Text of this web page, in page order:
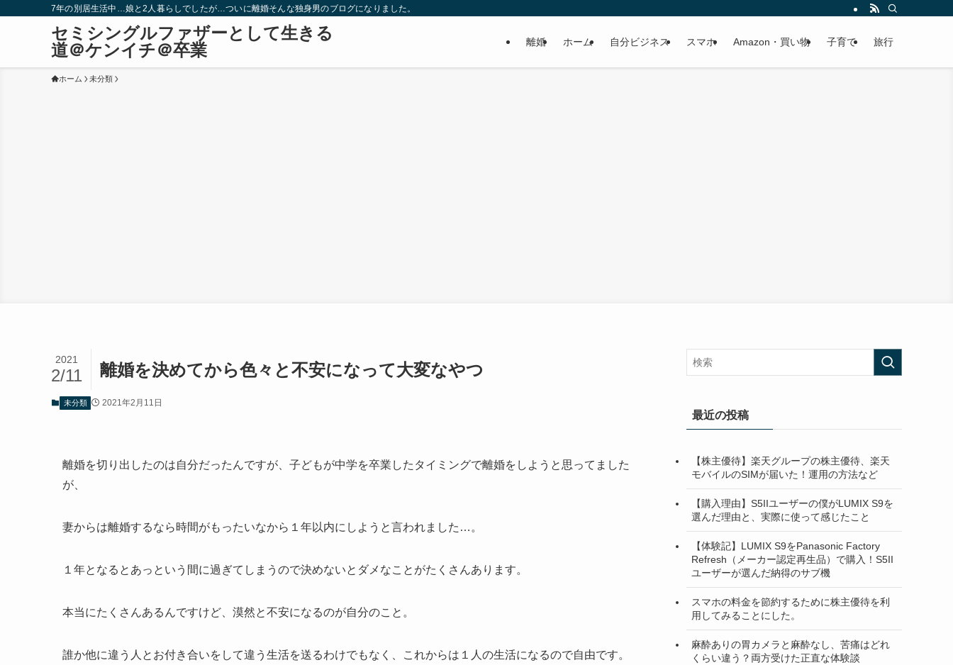
7年の別居生活中…娘と2人暮らしでしたが…ついに離婚そんな独身男のブログになりました。
セミシングルファザーとして生きる
道＠ケンイチ＠卒業
離婚 ホーム 自分ビジネス スマホ Amazon・買い物 子育て 旅行
ホーム 未分類
離婚を決めてから色々と不安になって大変なやつ
2021
2/11
未分類 2021年2月11日
離婚を切り出したのは自分だったんですが、子どもが中学を卒業したタイミングで離婚をしようと思ってました
が、
妻からは離婚するなら時間がもったいなから１年以内にしようと言われました…。
１年となるとあっという間に過ぎてしまうので決めないとダメなことがたくさんあります。
本当にたくさんあるんですけど、漠然と不安になるのが自分のこと。
誰か他に違う人とお付き合いをして違う生活を送るわけでもなく、これからは１人の生活になるので自由です。
最近の投稿
【株主優待】楽天グループの株主優待、楽天
モバイルのSIMが届いた！運用の方法など
【購入理由】S5IIユーザーの僕がLUMIX S9を
選んだ理由と、実際に使って感じたこと
【体験記】LUMIX S9をPanasonic Factory
Refresh（メーカー認定再生品）で購入！S5II
ユーザーが選んだ納得のサブ機
スマホの料金を節約するために株主優待を利
用してみることにした。
麻酔ありの胃カメラと麻酔なし、苦痛はどれ
くらい違う？両方受けた正直な体験談